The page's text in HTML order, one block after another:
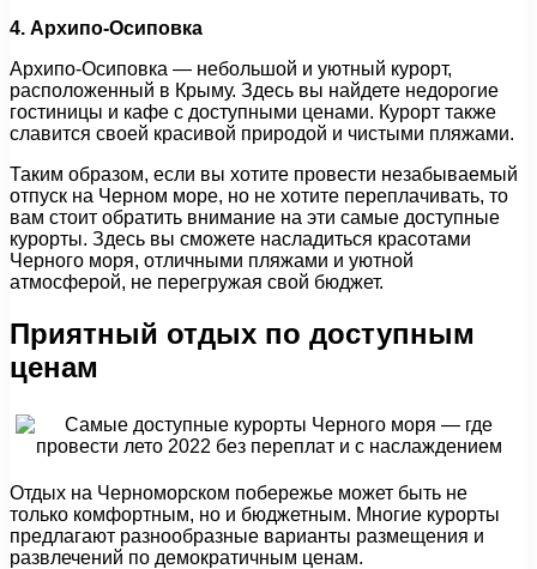
4. Архипо-Осиповка
Архипо-Осиповка — небольшой и уютный курорт,
расположенный в Крыму. Здесь вы найдете недорогие
гостиницы и кафе с доступными ценами. Курорт также
славится своей красивой природой и чистыми пляжами.
Таким образом, если вы хотите провести незабываемый
отпуск на Черном море, но не хотите переплачивать, то
вам стоит обратить внимание на эти самые доступные
курорты. Здесь вы сможете насладиться красотами
Черного моря, отличными пляжами и уютной
атмосферой, не перегружая свой бюджет.
Приятный отдых по доступным
ценам
Отдых на Черноморском побережье может быть не
только комфортным, но и бюджетным. Многие курорты
предлагают разнообразные варианты размещения и
развлечений по демократичным ценам.